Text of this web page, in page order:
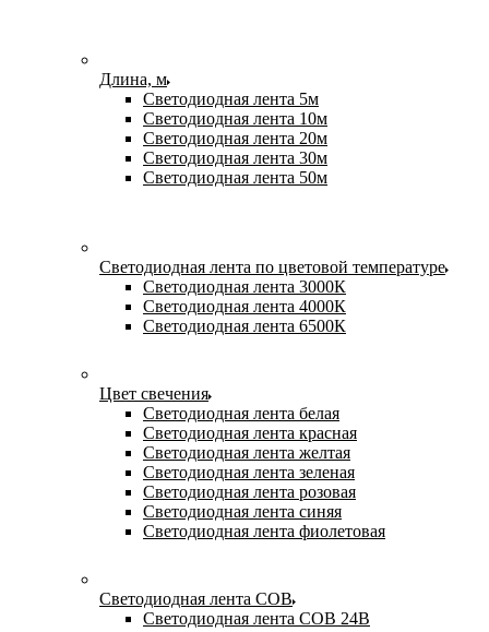
Длина, м
Светодиодная лента 5м
Светодиодная лента 10м
Светодиодная лента 20м
Светодиодная лента 30м
Светодиодная лента 50м
Светодиодная лента по цветовой температуре
Светодиодная лента 3000К
Светодиодная лента 4000К
Светодиодная лента 6500К
Цвет свечения
Светодиодная лента белая
Светодиодная лента красная
Светодиодная лента желтая
Светодиодная лента зеленая
Светодиодная лента розовая
Светодиодная лента синяя
Светодиодная лента фиолетовая
Светодиодная лента COB
Светодиодная лента COB 24В